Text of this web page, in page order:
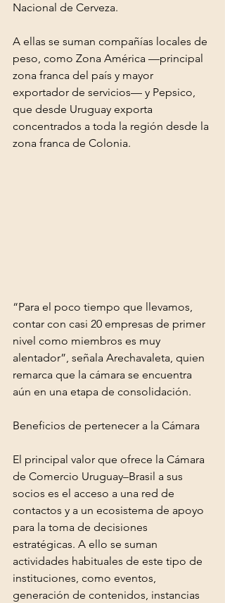
Nacional de Cerveza.
A ellas se suman compañías locales de
peso, como Zona América —principal
zona franca del país y mayor
exportador de servicios— y Pepsico,
que desde Uruguay exporta
concentrados a toda la región desde la
zona franca de Colonia.
“Para el poco tiempo que llevamos,
contar con casi 20 empresas de primer
nivel como miembros es muy
alentador”, señala Arechavaleta, quien
remarca que la cámara se encuentra
aún en una etapa de consolidación.
Beneficios de pertenecer a la Cámara
El principal valor que ofrece la Cámara
de Comercio Uruguay–Brasil a sus
socios es el acceso a una red de
contactos y a un ecosistema de apoyo
para la toma de decisiones
estratégicas. A ello se suman
actividades habituales de este tipo de
instituciones, como eventos,
generación de contenidos, instancias